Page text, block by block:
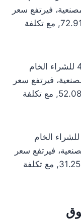
المصنعية، فيرتفع سعر
الشراء إلى $70.79 وسعر البيع إلى $72.91, مع تكلفة
سعر الذهب عيار 10 اليوم يبلغ $45.97 للشراء الخام
فيرتفع سعر
الشراء إلى $50.56 وسعر البيع إلى $52.08, مع تكلفة
سعر الذهب عيار 6 اليوم يبلغ $27.58 للشراء الخام
فيرتفع سعر
الشراء إلى $30.34 وسعر البيع إلى $31.25, مع تكلفة